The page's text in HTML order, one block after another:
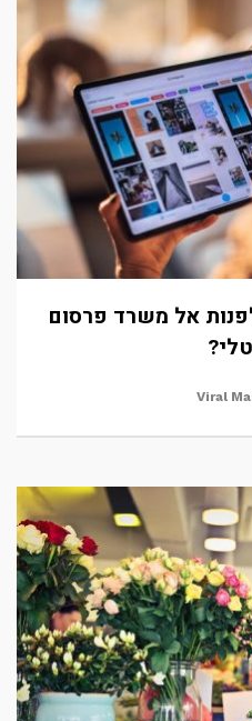
אל משרד פרסום
Viral